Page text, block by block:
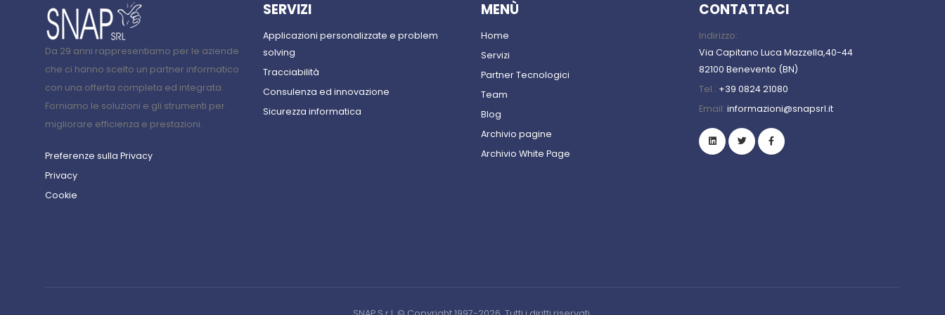
Da 29 anni rappresentiamo per le aziende
che ci hanno scelto un partner informatico
con una offerta completa ed integrata.
Forniamo le soluzioni e gli strumenti per
migliorare efficienza e prestazioni.
Preferenze sulla Privacy
Privacy
Cookie
SERVIZI
Applicazioni personalizzate e problem
solving
Tracciabilità
Consulenza ed innovazione
Sicurezza informatica
MENÙ
Home
Servizi
Partner Tecnologici
Team
Blog
Archivio pagine
Archivio White Page
CONTATTACI
Indirizzo:
Via Capitano Luca Mazzella,40-44
82100 Benevento (BN)
Tel.: +39 0824 21080
Email: informazioni@snapsrl.it